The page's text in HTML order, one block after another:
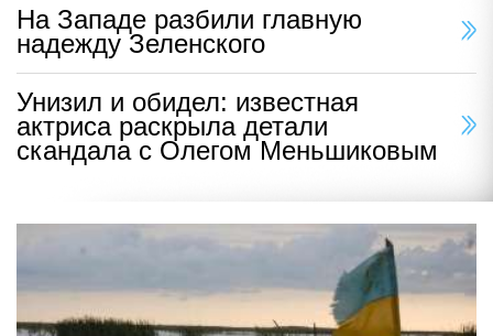
На Западе разбили главную
надежду Зеленского
Унизил и обидел: известная
актриса раскрыла детали
скандала с Олегом Меньшиковым